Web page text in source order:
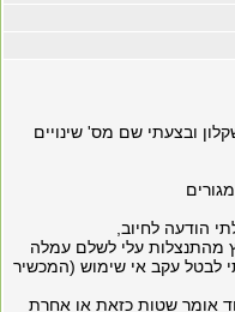
ובצעתי שם מס' שינויים
הודעה לחיוב,
מהתנצלות עלי לשלם עמלה
לבטל עקב אי שימוש (המכשיר
אחד אומר שטות כזאת או אחרת